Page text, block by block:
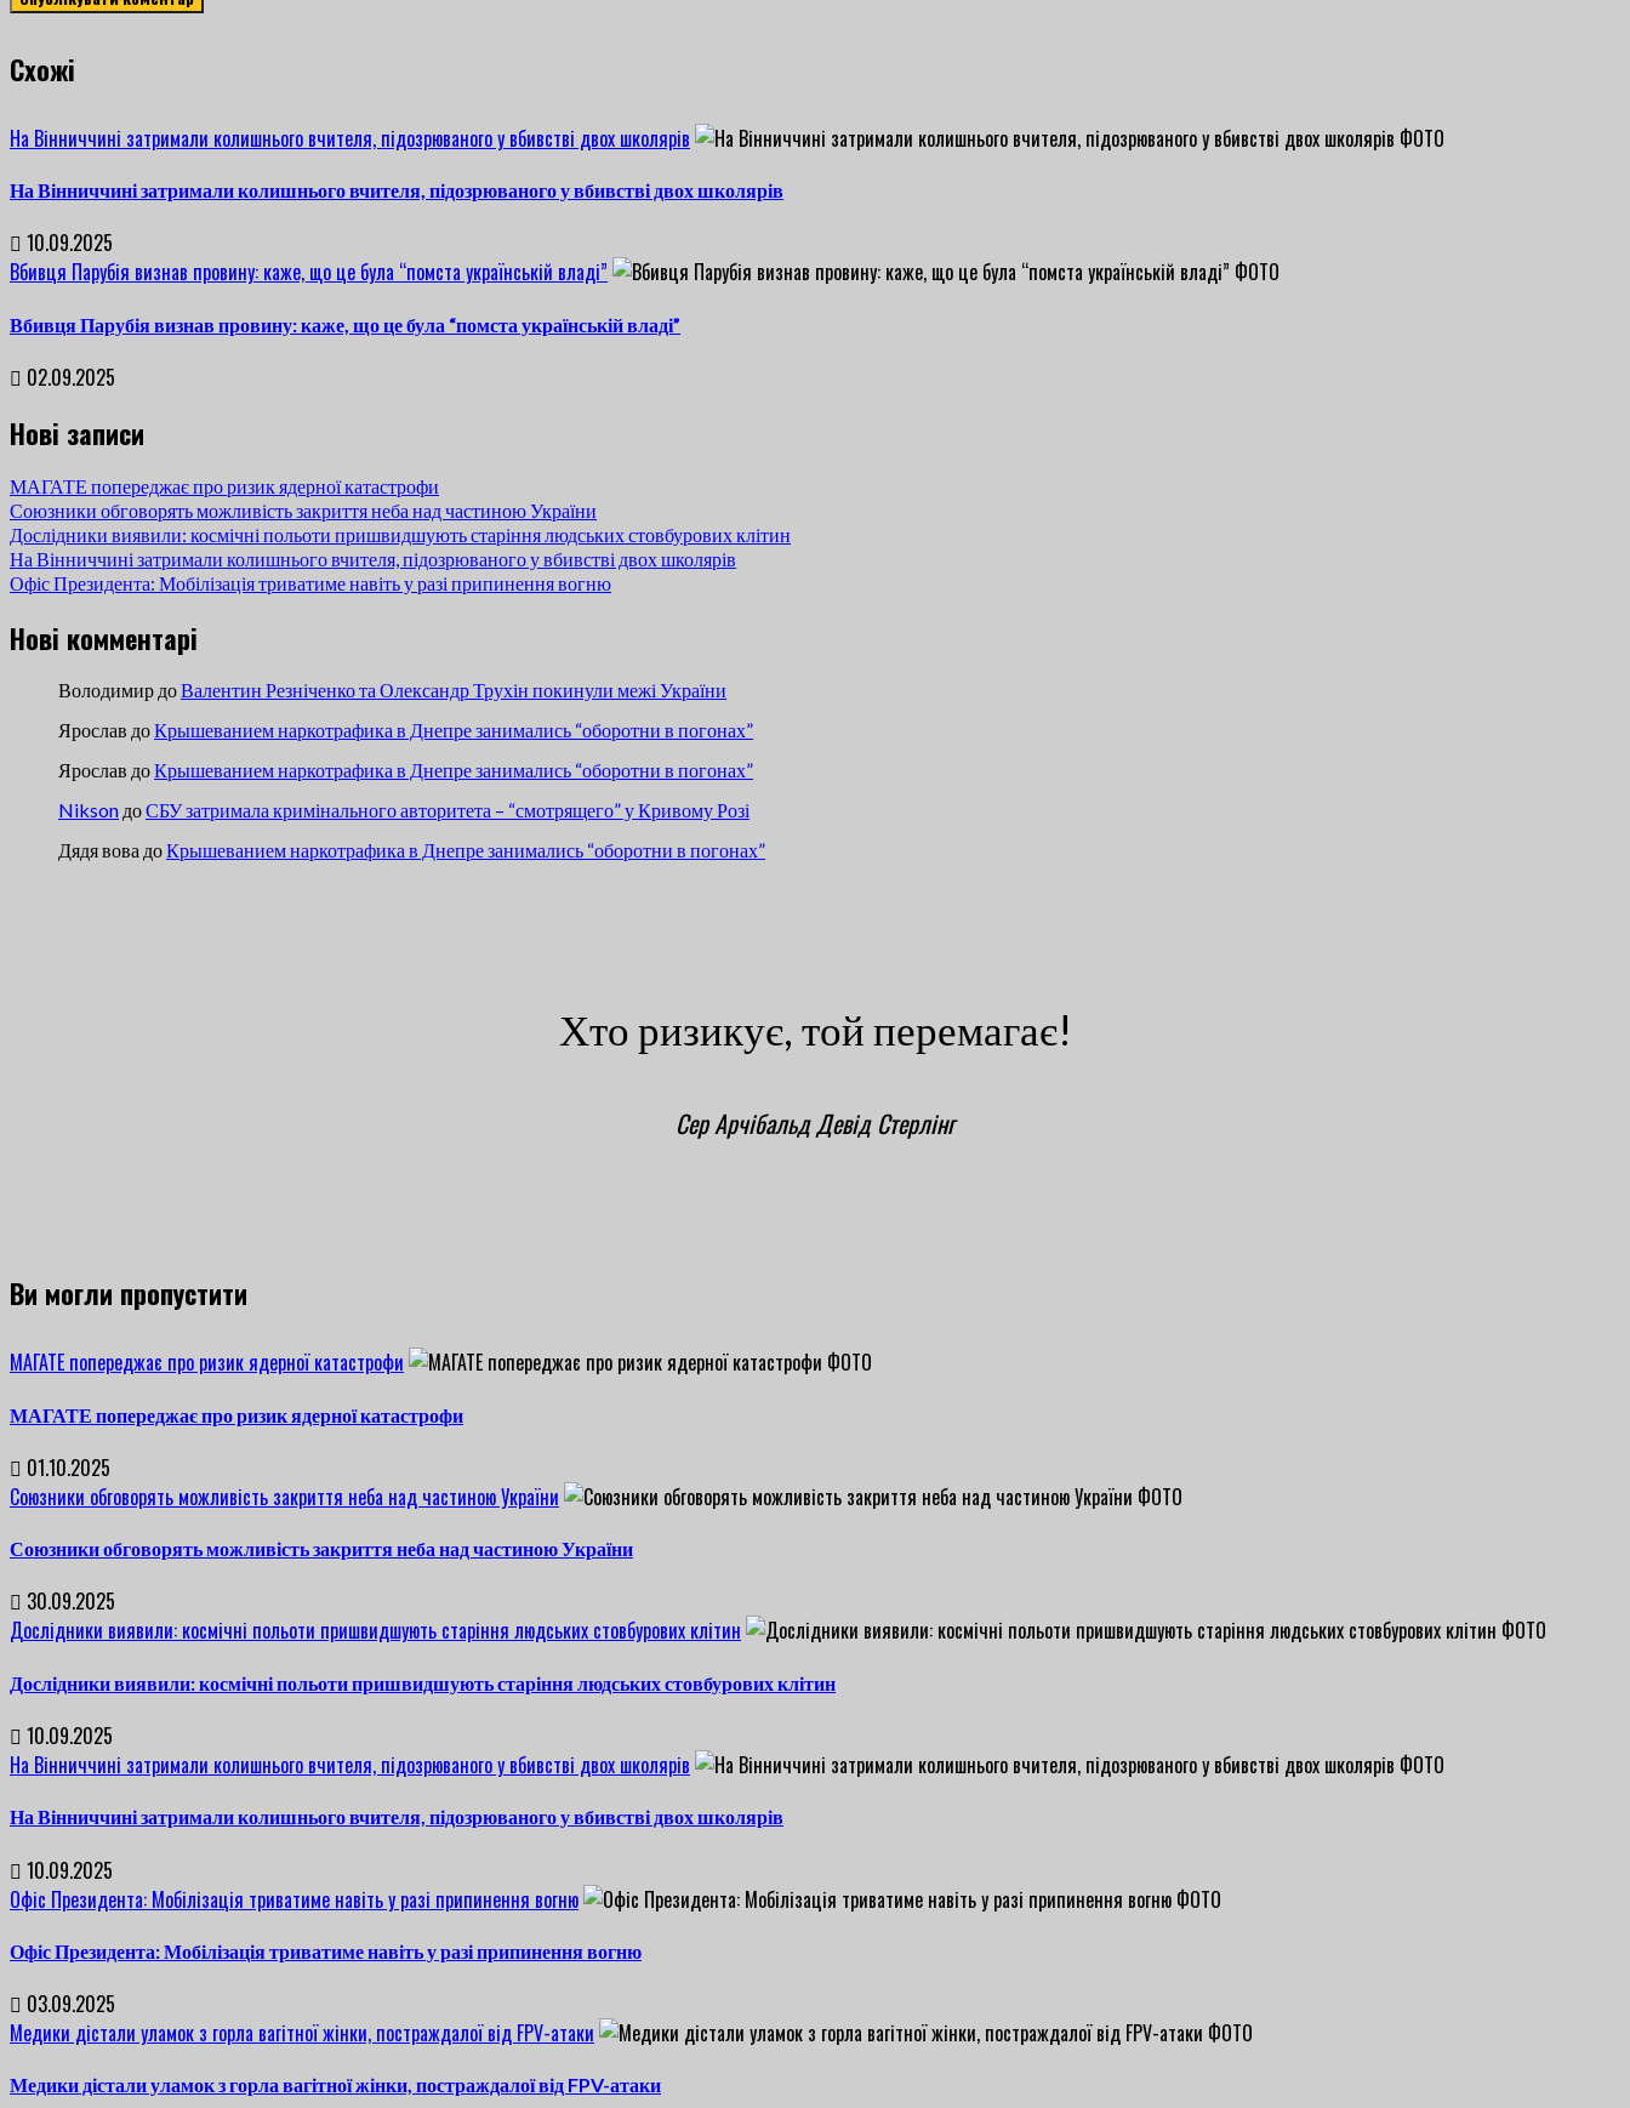
Cхожі
На Вінниччині затримали колишнього вчителя, підозрюваного у вбивстві двох школярів
На Вінниччині затримали колишнього вчителя, підозрюваного у вбивстві двох школярів
10.09.2025
Вбивця Парубія визнав провину: каже, що це була “помста українській владі”
Вбивця Парубія визнав провину: каже, що це була “помста українській владі”
02.09.2025
Нові записи
МАГАТЕ попереджає про ризик ядерної катастрофи
Союзники обговорять можливість закриття неба над частиною України
Дослідники виявили: космічні польоти пришвидшують старіння людських стовбурових клітин
На Вінниччині затримали колишнього вчителя, підозрюваного у вбивстві двох школярів
Офіс Президента: Мобілізація триватиме навіть у разі припинення вогню
Нові комментарі
Володимир доВалентин Резніченко та Олександр Трухін покинули межі України
Ярослав доКрышеванием наркотрафика в Днепре занимались “оборотни в погонах”
Ярослав доКрышеванием наркотрафика в Днепре занимались “оборотни в погонах”
Nikson доСБУ затримала кримінального авторитета – “смотрящего” у Кривому Розі
Дядя вова доКрышеванием наркотрафика в Днепре занимались “оборотни в погонах”
Хто ризикує, той перемагає!
Сер Арчібальд Девід Стерлінг
Ви могли пропустити
МАГАТЕ попереджає про ризик ядерної катастрофи
МАГАТЕ попереджає про ризик ядерної катастрофи
01.10.2025
Союзники обговорять можливість закриття неба над частиною України
Союзники обговорять можливість закриття неба над частиною України
30.09.2025
Дослідники виявили: космічні польоти пришвидшують старіння людських стовбурових клітин
Дослідники виявили: космічні польоти пришвидшують старіння людських стовбурових клітин
10.09.2025
На Вінниччині затримали колишнього вчителя, підозрюваного у вбивстві двох школярів
На Вінниччині затримали колишнього вчителя, підозрюваного у вбивстві двох школярів
10.09.2025
Офіс Президента: Мобілізація триватиме навіть у разі припинення вогню
Офіс Президента: Мобілізація триватиме навіть у разі припинення вогню
03.09.2025
Медики дістали уламок з горла вагітної жінки, постраждалої від FPV-атаки
Медики дістали уламок з горла вагітної жінки, постраждалої від FPV-атаки